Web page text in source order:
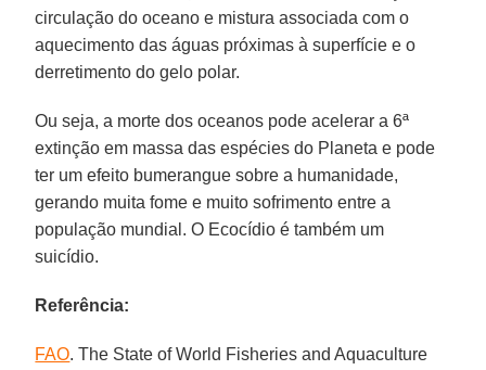
circulação do oceano e mistura associada com o
aquecimento das águas próximas à superfície e o
derretimento do gelo polar.
Ou seja, a morte dos oceanos pode acelerar a 6ª
extinção em massa das espécies do Planeta e pode
ter um efeito bumerangue sobre a humanidade,
gerando muita fome e muito sofrimento entre a
população mundial. O Ecocídio é também um
suicídio.
Referência:
FAO. The State of World Fisheries and Aquaculture